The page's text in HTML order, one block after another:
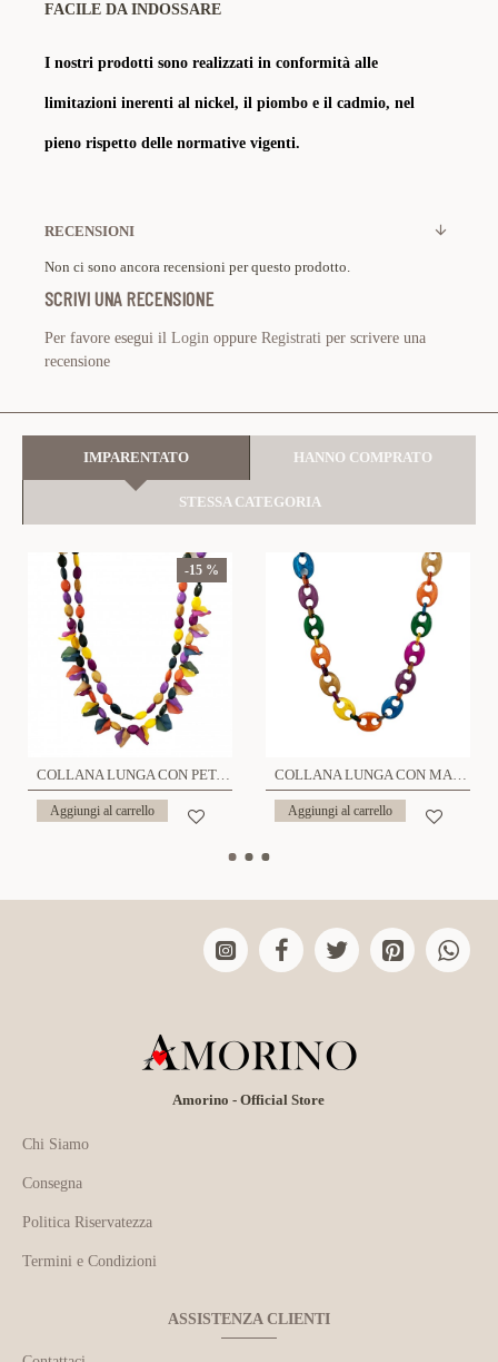
FACILE DA INDOSSARE
I nostri prodotti sono realizzati in conformità alle
limitazioni inerenti al nickel, il piombo e il cadmio, nel
pieno rispetto delle normative vigenti.
RECENSIONI
Non ci sono ancora recensioni per questo prodotto.
SCRIVI UNA RECENSIONE
Per favore esegui il Login oppure Registrati per scrivere una
recensione
IMPARENTATO HANNO COMPRATO
STESSA CATEGORIA
-15 %
COLLANA LUNGA CON PETALI DOPPIO FILO IN RESINA - FT23136E393
Aggiungi al carrello
COLLANA LUNGA CON MAGLIA MARINARA IN RESINA - FT2396E384
Aggiungi al carrello
Amorino - Official Store
Chi Siamo
Consegna
Politica Riservatezza
Termini e Condizioni
ASSISTENZA CLIENTI